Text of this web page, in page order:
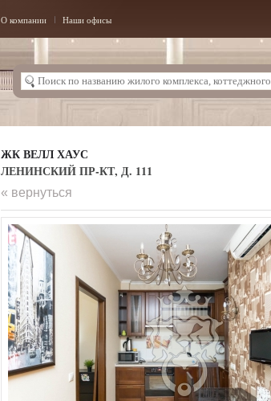
О компании Наши офисы
ЖК ВЕЛЛ ХАУС
ЛЕНИНСКИЙ ПР-КТ, Д. 111
« вернуться